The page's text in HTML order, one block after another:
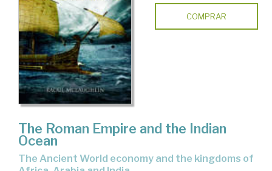
COMPRAR
The Roman Empire and the Indian
Ocean
the Ancient World economy and the kingdoms of